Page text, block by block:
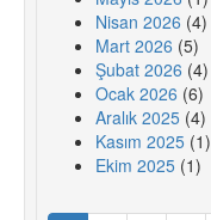
Nisan 2026 (4)
Mart 2026 (5)
Şubat 2026 (4)
Ocak 2026 (6)
Aralık 2025 (4)
Kasım 2025 (1)
Ekim 2025 (1)